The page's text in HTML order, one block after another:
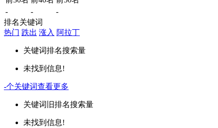
-
-
-
排名关键词
热门 跌出 涨入 阿拉丁
关键词排名搜索量
未找到信息!
-个关键词查看更多
关键词 旧排名搜索量
未找到信息!